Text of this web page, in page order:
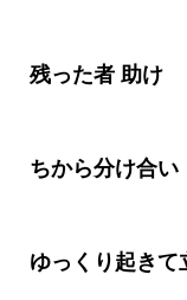
残った者 助け
ちから分け合い
ゆっくり起きて